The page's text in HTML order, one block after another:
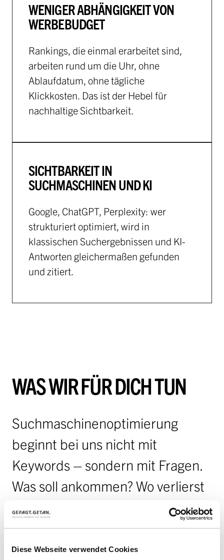
Diese Webseite verwendet Cookies
WENIGER ABHÄNGIGKEIT VON
WERBEBUDGET
Rankings, die einmal erarbeitet sind,
arbeiten rund um die Uhr, ohne
Ablaufdatum, ohne tägliche
Klickkosten. Das ist der Hebel für
nachhaltige Sichtbarkeit.
SICHTBARKEIT IN
SUCHMASCHINEN UND KI
Google, ChatGPT, Perplexity: wer
strukturiert optimiert, wird in
klassischen Suchergebnissen und KI-
Antworten gleichermaßen gefunden
und zitiert.
WAS WIR FÜR DICH TUN
Suchmaschinenoptimierung
beginnt bei uns nicht mit
Keywords – sondern mit Fragen.
Was soll ankommen? Wo verlierst
du gerade Potenzial? Erst wenn
das klar ist, legen wir das
Fundament. Von der technischen